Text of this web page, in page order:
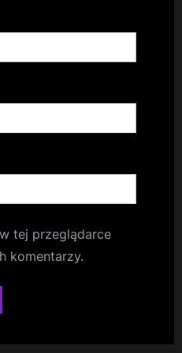
tej przeglądarce
komentarzy.